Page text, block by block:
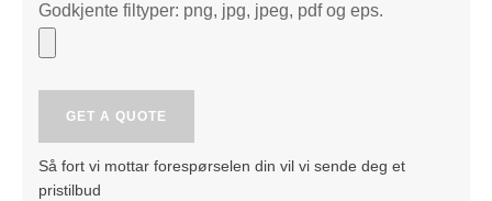
Godkjente filtyper: png, jpg, jpeg, pdf og eps.
Neutral
Genser
quantity
GET A QUOTE
Så fort vi mottar forespørselen din vil vi sende deg et
pristilbud